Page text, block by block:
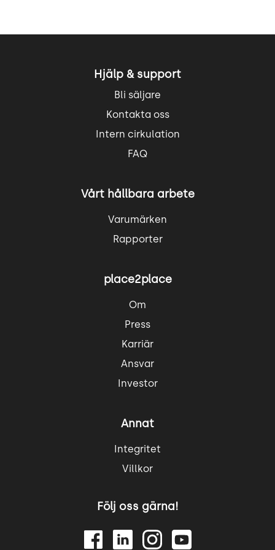
Hjälp & support
Bli säljare
Kontakta oss
Intern cirkulation
FAQ
Vårt hållbara arbete
Varumärken
Rapporter
place2place
Om
Press
Karriär
Ansvar
Investor
Annat
Integritet
Villkor
Följ oss gärna!